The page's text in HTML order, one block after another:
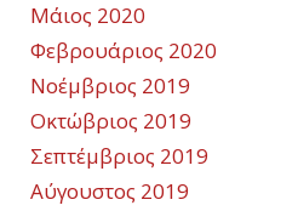
Μάιος 2020
Φεβρουάριος 2020
Νοέμβριος 2019
Οκτώβριος 2019
Σεπτέμβριος 2019
Αύγουστος 2019